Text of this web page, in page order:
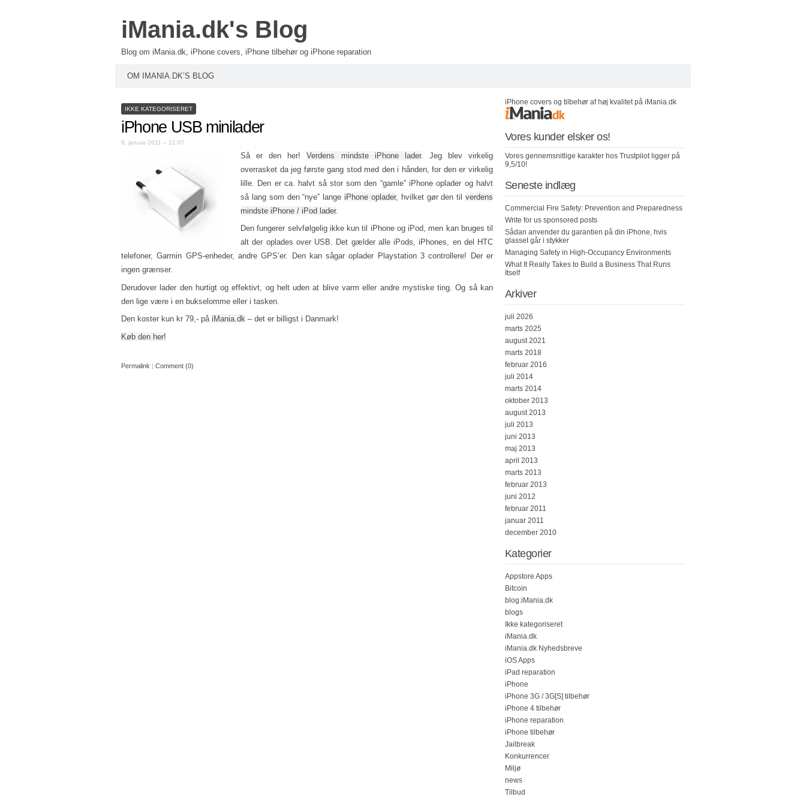
iMania.dk's Blog
Blog om iMania.dk, iPhone covers, iPhone tilbehør og iPhone reparation
OM IMANIA.DK’S BLOG
IKKE KATEGORISERET
iPhone USB minilader
8. januar 2011 – 12:07
Så er den her!Verdens mindste iPhone lader. Jeg blev virkelig
overrasket da jeg første gang stod med den i hånden, for den er virkelig
lille. Den er ca. halvt så stor som den “gamle” iPhone oplader og halvt
så lang som den “nye” lange iPhone oplader, hvilket gør den tilverdens
mindste iPhone / iPod lader.
Den fungerer selvfølgelig ikke kun til iPhone og iPod, men kan bruges til
alt der oplades over USB. Det gælder alle iPods, iPhones, en del HTC
telefoner, Garmin GPS-enheder, andre GPS’er. Den kan sågar oplader Playstation 3 controllere! Der er
ingen grænser.
Derudover lader den hurtigt og effektivt, og helt uden at blive varm eller andre mystiske ting. Og så kan
den lige være i en bukselomme eller i tasken.
Den koster kun kr 79,- på iMania.dk – det er billigst i Danmark!
Køb den her!
Permalink | Comment (0)
iPhone covers og tilbehør af høj kvalitet på iMania.dk
Vores kunder elsker os!
Vores gennemsnitlige karakter hos Trustpilot ligger på
9,5/10!
Seneste indlæg
Commercial Fire Safety: Prevention and Preparedness
Write for us sponsored posts
Sådan anvender du garantien på din iPhone, hvis
glasset går i stykker
Managing Safety in High-Occupancy Environments
What It Really Takes to Build a Business That Runs
Itself
Arkiver
juli 2026
marts 2025
august 2021
marts 2018
februar 2016
juli 2014
marts 2014
oktober 2013
august 2013
juli 2013
juni 2013
maj 2013
april 2013
marts 2013
februar 2013
juni 2012
februar 2011
januar 2011
december 2010
Kategorier
Appstore Apps
Bitcoin
blog.iMania.dk
blogs
Ikke kategoriseret
iMania.dk
iMania.dk Nyhedsbreve
iOS Apps
iPad reparation
iPhone
iPhone 3G / 3G[S] tilbehør
iPhone 4 tilbehør
iPhone reparation
iPhone tilbehør
Jailbreak
Konkurrencer
Miljø
news
Tilbud